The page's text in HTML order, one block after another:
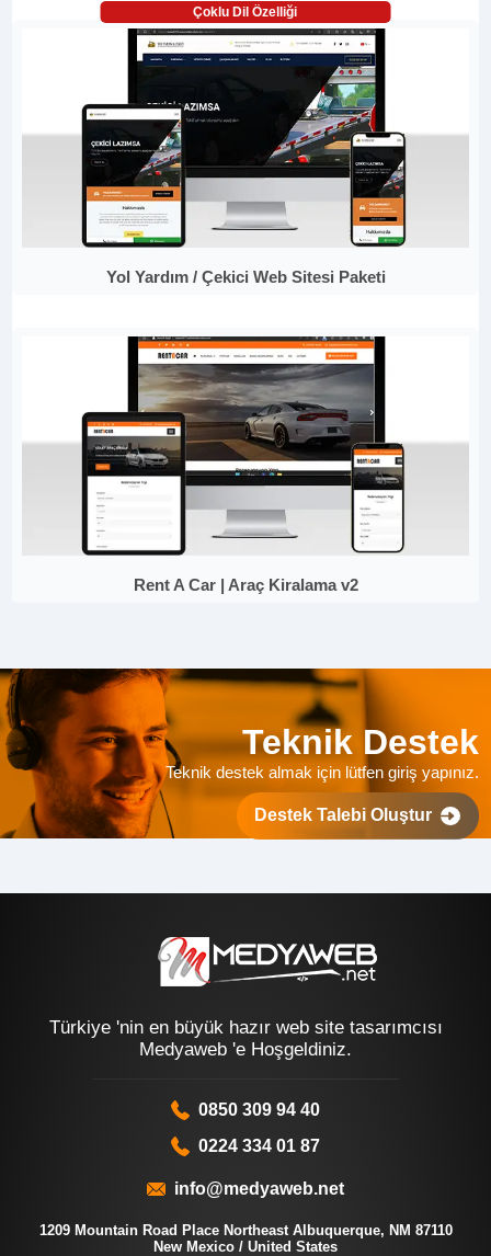
Çoklu Dil Özelliği
Yol Yardım / Çekici Web Sitesi Paketi
Rent A Car | Araç Kiralama v2
Teknik Destek
Teknik destek almak için lütfen giriş yapınız.
Destek Talebi Oluştur
Türkiye 'nin en büyük hazır web site tasarımcısı
Medyaweb 'e Hoşgeldiniz.
0850 309 94 40
0224 334 01 87
info@medyaweb.net
1209 Mountain Road Place Northeast Albuquerque, NM 87110
New Mexico / United States